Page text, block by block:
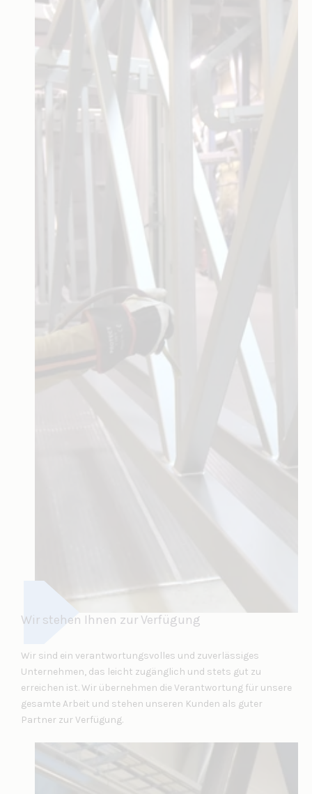
Wir stehen Ihnen zur Verfügung
Wir sind ein verantwortungsvolles und zuverlässiges
Unternehmen, das leicht zugänglich und stets gut zu
erreichen ist. Wir übernehmen die Verantwortung für unsere
gesamte Arbeit und stehen unseren Kunden als guter
Partner zur Verfügung.